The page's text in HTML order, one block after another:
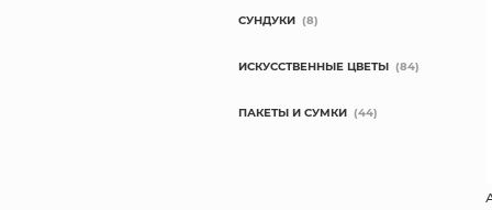
СУНДУКИ (8)
ИСКУССТВЕННЫЕ ЦВЕТЫ (84)
ПАКЕТЫ И СУМКИ (44)